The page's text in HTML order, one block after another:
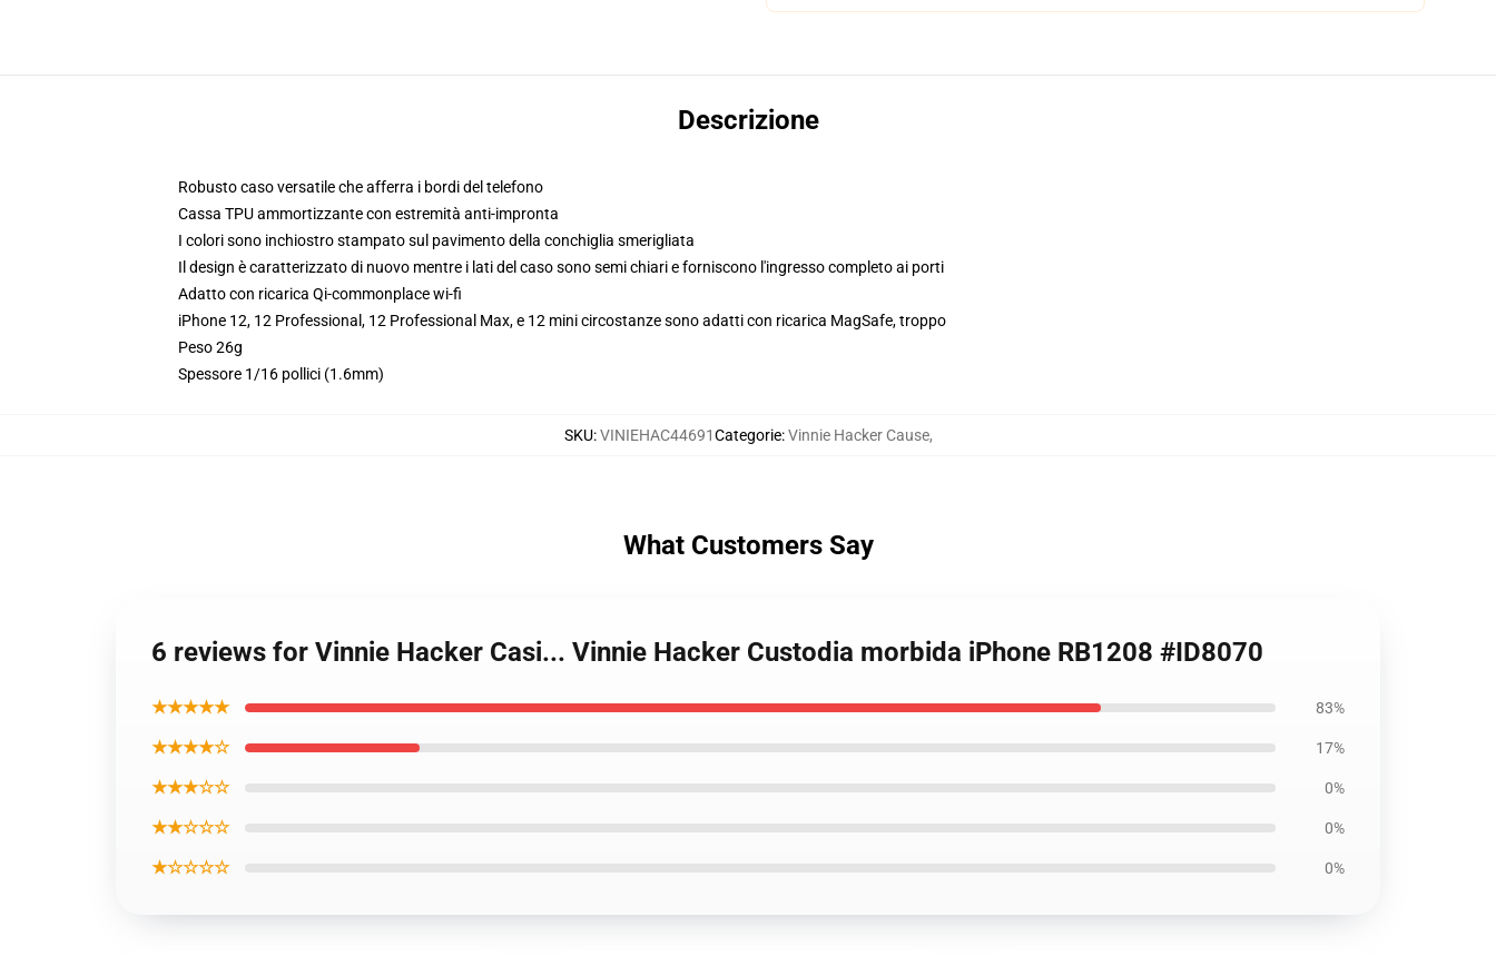
Descrizione
Robusto caso versatile che afferra i bordi del telefono
Cassa TPU ammortizzante con estremità anti-impronta
I colori sono inchiostro stampato sul pavimento della conchiglia smerigliata
Il design è caratterizzato di nuovo mentre i lati del caso sono semi chiari e forniscono l'ingresso completo ai porti
Adatto con ricarica Qi-commonplace wi-fi
iPhone 12, 12 Professional, 12 Professional Max, e 12 mini circostanze sono adatti con ricarica MagSafe, troppo
Peso 26g
Spessore 1/16 pollici (1.6mm)
SKU:VINIEHAC44691Categorie:Vinnie Hacker Cause,
What Customers Say
6 reviews for Vinnie Hacker Casi... Vinnie Hacker Custodia morbida iPhone RB1208 #ID8070
★★★★★ 83%
★★★★☆ 17%
★★★☆☆ 0%
★★☆☆☆ 0%
★☆☆☆☆ 0%